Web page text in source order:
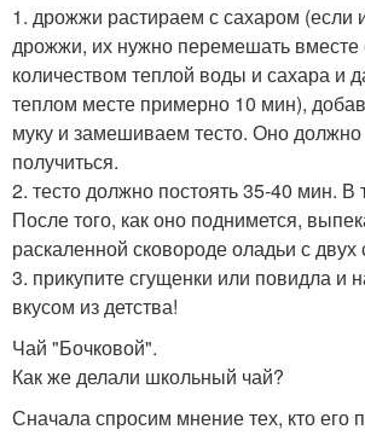
1. дрожжи растираем с сахаром (если
дрожжи, их нужно перемешать
количеством теплой воды и сахара и
теплом месте примерно 10 мин),
муку и замешиваем тесто. Оно
получиться.
2. тесто должно постоять 35-40 мин. В
После того, как оно поднимется,
раскаленной сковороде оладьи с двух
3. прикупите сгущенки или повидла и
вкусом из детства!
Чай "Бочковой".
Как же делали школьный чай?
Сначала спросим мнение тех, кто его